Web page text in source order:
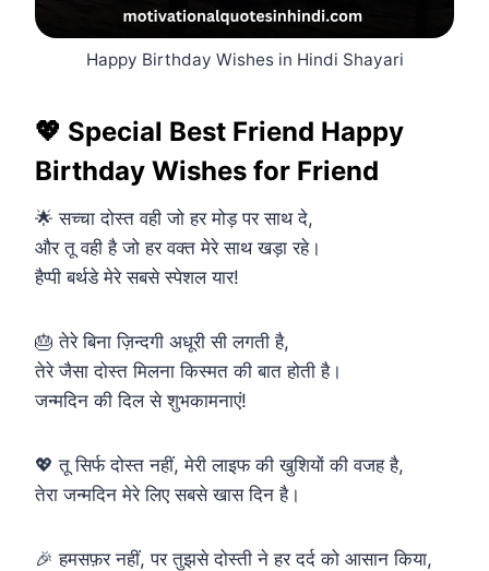
Happy Birthday Wishes in Hindi Shayari
💖 Special Best Friend Happy
Birthday Wishes for Friend
🌟 सच्चा दोस्त वही जो हर मोड़ पर साथ दे,
और तू वही है जो हर वक्त मेरे साथ खड़ा रहे।
हैप्पी बर्थडे मेरे सबसे स्पेशल यार!
🎂 तेरे बिना ज़िन्दगी अधूरी सी लगती है,
तेरे जैसा दोस्त मिलना किस्मत की बात होती है।
जन्मदिन की दिल से शुभकामनाएं!
💖 तू सिर्फ दोस्त नहीं, मेरी लाइफ की खुशियों की वजह है,
तेरा जन्मदिन मेरे लिए सबसे खास दिन है।
🎉 हमसफ़र नहीं, पर तुझसे दोस्ती ने हर दर्द को आसान किया,